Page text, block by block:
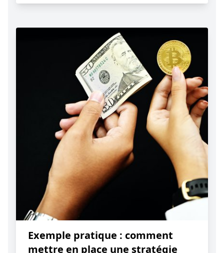
Exemple pratique : comment
mettre en place une stratégie